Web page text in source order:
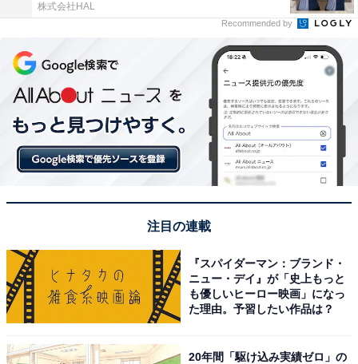
写真のピンクの他にネイビー、ライトパープルとどれも
爽やかな3色展開。合わせるアイテム次第できれいめに
もカジュアルにも着られて、幅広いコーデが楽しめそう
なワンピースです。
株式会社HAL
Recommended by
注目の連載
『スパイダーマン：ブランド・
ニュー・デイ』が「史上もっと
も優しいヒーロー映画」になっ
た理由。予習したい作品は？
20年間「駆け込み実績ゼロ」の